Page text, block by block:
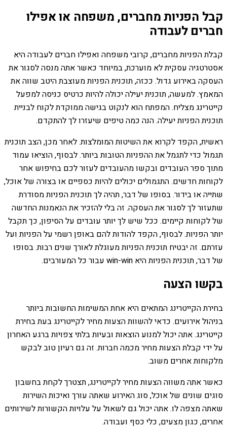
קבל הפניות מחברים, משפחה או אפילו
חברים לעבודה
קבלת הפניות מחברים, קרובי משפחה ואפילו חברים לעבודה היא
אסטרטגיה עסקית לא מוערכת, במיוחד כאשר אתה מנסה לסגור את
העסקה באירוע גדול. ככזה, תוכנית הפניות מעוצבת היטב שווה את
המאמץ. למעשה, תוכנית יעילה יכולה להיות כרטיס כניסה למפעל
קייטרינג מצליח. המפתח הוא לנקוט בגישה ממוקדת לקוח לבניית
תוכנית הפניות יעילה. הנה כמה טיפים שיעזרו לך להתקדם.
ראשית, הקפד לקרוא את השיטות המומלצות. לאחר מכן, הצב תוכנית
תגמול כדי לתגמל את ההפניות הטובות ביותר. לבסוף, הוציאו עמוד
מתוך ספר העובדים ובקשו מהעובדים לעזור לכם בחיפוש אחר
לקוחות חדשים. התגמולים יכולים להיות כספיים או בצורה של אוכל,
שתייה או בידור. בסופו של דבר, תהיה לך תוכנית הפניות מסודרת
שתעזור לך לסגור את העסקה. זה בלי להזכיר את הנאמנות החדשה
של לקוחות קיימים. ככל שיש לך יותר עובדים על הסיפון, כך תקבל
יותר הפניות. לבסוף, הקפד להודות להם באופן רשמי על הפניות ועל
עזרתם. זה יבטיח תוכנית הפניות מעוגלת לאורך שנים רבות. בסופו
של דבר, תוכנית הפניות היא win-win עבור כל המעורבים.
בקשו הצעה
בחירת הקייטרינג המתאים היא אחת המשימות החשובות ביותר
בניהול אירועים. כדאי להשוות הצעות מחיר לקייטרינג בעת בחירת
קייטרינג. אתה יכול למנוע הוצאות ובעיות בלתי צפויות ברגע האחרון
על ידי קבלת הצעות מחיר מכמה חברות. זה גם רעיון טוב לבקש
מלקוחות אחרים משוב.
כאשר אתה משווה הצעות מחיר לקייטרינג, תצטרך לקחת בחשבון
סוגים שונים של אוכל, סוג האירוע שאתה עורך ואיכות השירות
שאתה מצפה לו. אתה יכול גם לשאול על עלויות הקשורות לשירותים
אחרים, כגון מצעים, כלי כסף ועבודה.